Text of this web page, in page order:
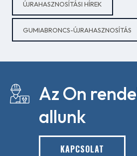
ÚJRAHASZNOSÍTÁSI HÍREK
GUMIABRONCS-ÚJRAHASZNOSÍTÁS
Az On
allunk
KAPCSOLAT